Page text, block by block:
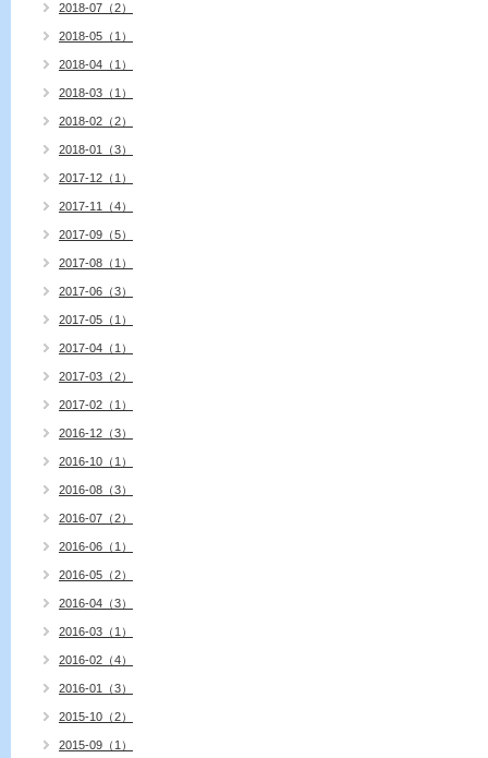
2018-07（2）
2018-05（1）
2018-04（1）
2018-03（1）
2018-02（2）
2018-01（3）
2017-12（1）
2017-11（4）
2017-09（5）
2017-08（1）
2017-06（3）
2017-05（1）
2017-04（1）
2017-03（2）
2017-02（1）
2016-12（3）
2016-10（1）
2016-08（3）
2016-07（2）
2016-06（1）
2016-05（2）
2016-04（3）
2016-03（1）
2016-02（4）
2016-01（3）
2015-10（2）
2015-09（1）